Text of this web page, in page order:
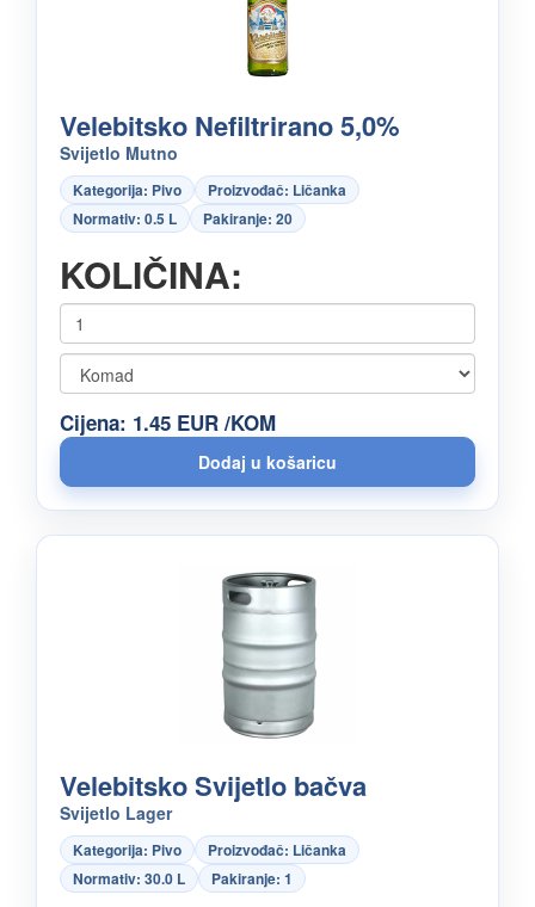
Velebitsko Nefiltrirano 5,0%
Svijetlo Mutno
Kategorija: Pivo
Proizvođač: Ličanka
Normativ: 0.5 L
Pakiranje: 20
KOLIČINA:
Cijena: 1.45 EUR /KOM
Velebitsko Svijetlo bačva
Svijetlo Lager
Kategorija: Pivo
Proizvođač: Ličanka
Normativ: 30.0 L
Pakiranje: 1